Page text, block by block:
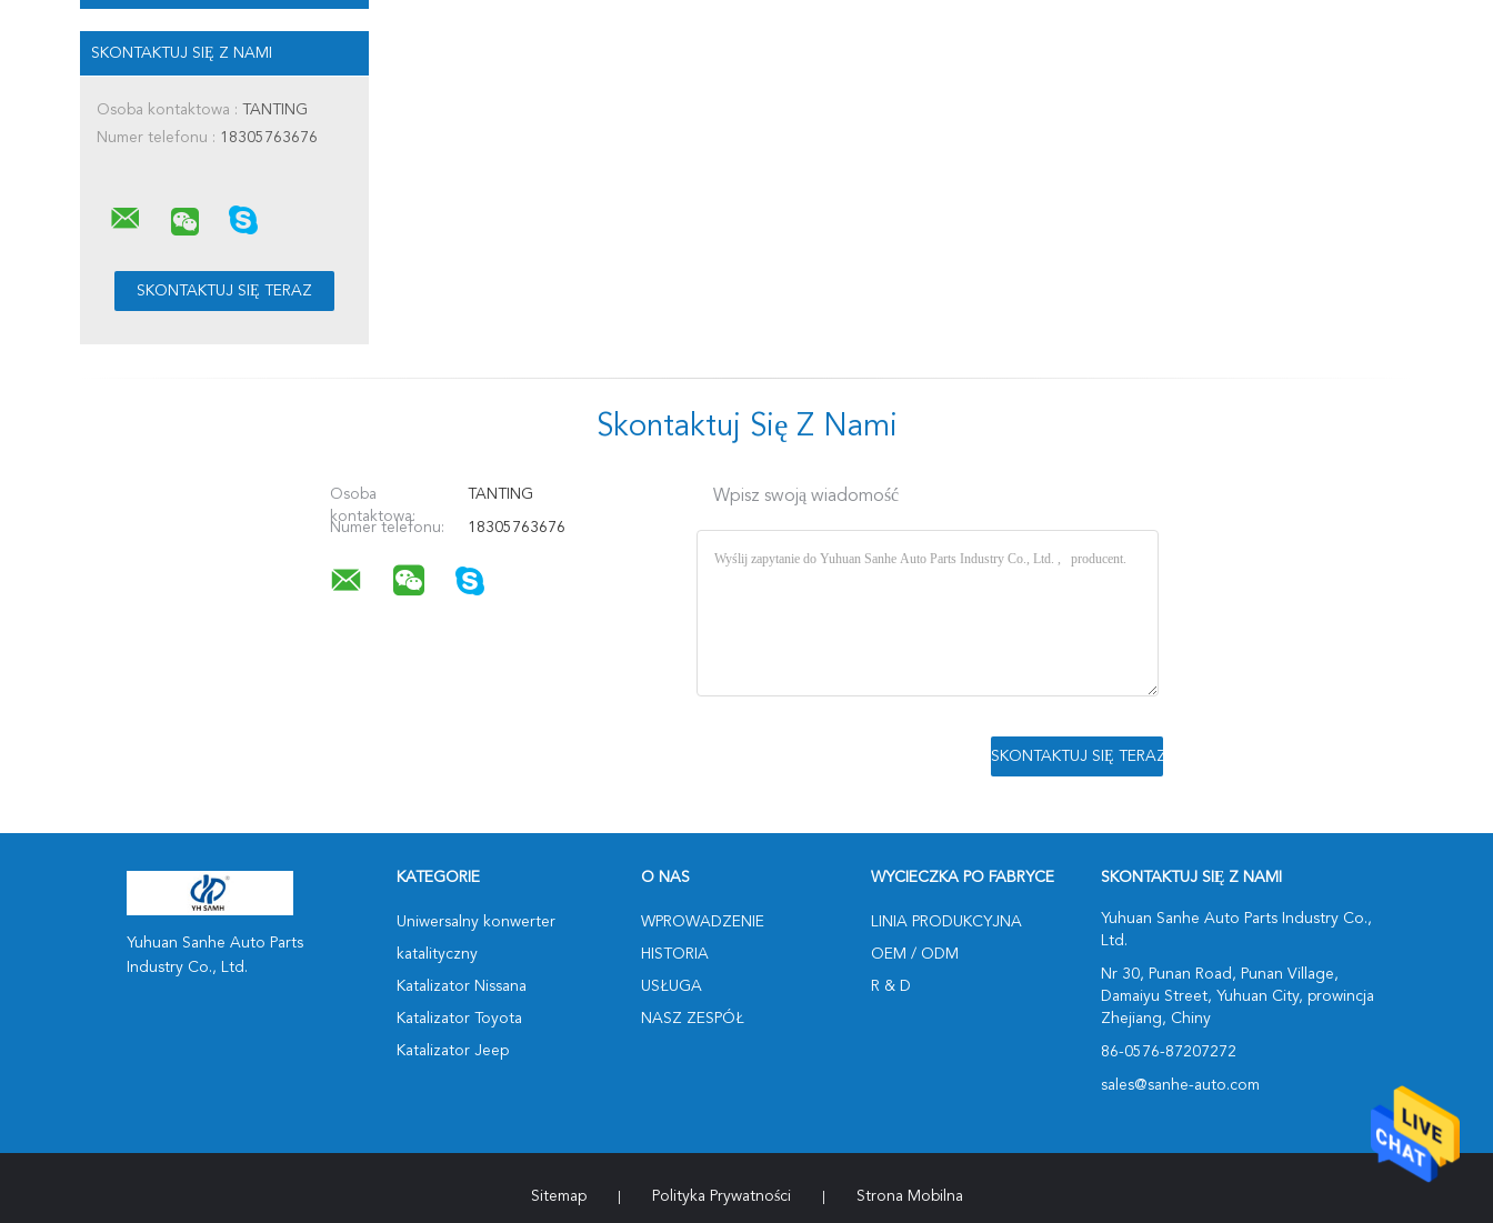
SKONTAKTUJ SIĘ Z NAMI
Osoba kontaktowa : TANTING
Numer telefonu : 18305763676
Skontaktuj Się Z Nami
Osoba
kontaktowa:
TANTING
Numer telefonu: 18305763676
Wpisz swoją wiadomość
Yuhuan Sanhe Auto Parts
Industry Co., Ltd.
KATEGORIE
Uniwersalny konwerter
katalityczny
Katalizator Nissana
Katalizator Toyota
Katalizator Jeep
O NAS
WPROWADZENIE
HISTORIA
USŁUGA
NASZ ZESPÓŁ
WYCIECZKA PO FABRYCE
LINIA PRODUKCYJNA
OEM / ODM
R & D
SKONTAKTUJ SIĘ Z NAMI
Yuhuan Sanhe Auto Parts Industry Co.,
Ltd.
Nr 30, Punan Road, Punan Village,
Damaiyu Street, Yuhuan City, prowincja
Zhejiang, Chiny
86-0576-87207272
sales@sanhe-auto.com
Sitemap Polityka Prywatności Strona Mobilna